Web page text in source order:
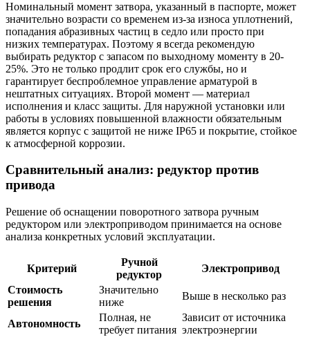
Номинальный момент затвора, указанный в паспорте, может
значительно возрасти со временем из-за износа уплотнений,
попадания абразивных частиц в седло или просто при
низких температурах. Поэтому я всегда рекомендую
выбирать редуктор с запасом по выходному моменту в 20-
25%. Это не только продлит срок его службы, но и
гарантирует беспроблемное управление арматурой в
нештатных ситуациях. Второй момент — материал
исполнения и класс защиты. Для наружной установки или
работы в условиях повышенной влажности обязательным
является корпус с защитой не ниже IP65 и покрытие, стойкое
к атмосферной коррозии.
Сравнительный анализ: редуктор против
привода
Решение об оснащении поворотного затвора ручным
редуктором или электроприводом принимается на основе
анализа конкретных условий эксплуатации.
Критерий
Ручной
редуктор
Электропривод
Стоимость
решения
Значительно
ниже
Выше в несколько раз
Автономность
Полная, не
требует питания
Зависит от источника
электроэнергии